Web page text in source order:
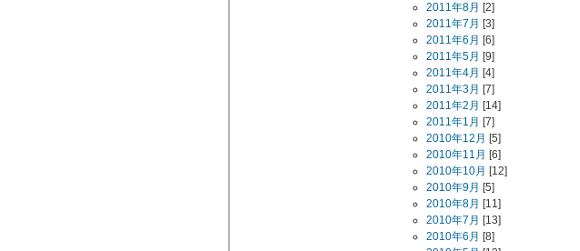
2011年8月 [2]
2011年7月 [3]
2011年6月 [6]
2011年5月 [9]
2011年4月 [4]
2011年3月 [7]
2011年2月 [14]
2011年1月 [7]
2010年12月 [5]
2010年11月 [6]
2010年10月 [12]
2010年9月 [5]
2010年8月 [11]
2010年7月 [13]
2010年6月 [8]